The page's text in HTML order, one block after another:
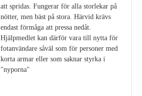
att spridas. Fungerar för alla storlekar på
nötter, men bäst på stora. Härvid krävs
endast förmåga att pressa nedåt.
Hjälpmedlet kan därför vara till nytta för
fotanvändare såväl som för personer med
korta armar eller som saknar styrka i
"nyporna"